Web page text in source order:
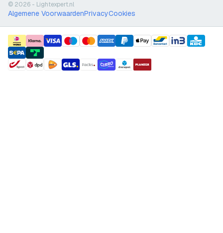
© 2026 - Lightexpert.nl
Algemene VoorwaardenPrivacyCookies
payment methods
shipment methods